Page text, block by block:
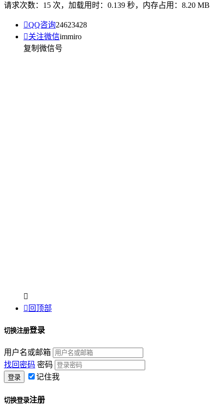
请求次数：15 次，加载用时：0.139 秒，内存占用：8.20 MB
QQ咨询24623428
关注微信immiro
复制微信号

 回顶部
切换注册登录
用户名或邮箱
找回密码 密码
记住我
切换登录注册